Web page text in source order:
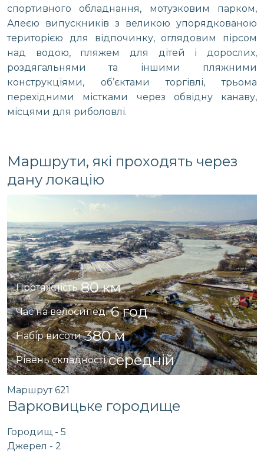
спортивного обладнання, мотузковим парком,
Алеєю випускників з великою упорядкованою
територією для відпочинку, оглядовим пірсом
над водою, пляжем для дітей і дорослих,
роздягальнями та іншими пляжними
конструкціями, об’єктами торгівлі, трьома
перехідними містками через обвідну канаву,
місцями для риболовлі.
Маршрути, які проходять через
дану локацію
Протяжність 80 км
Час на велосипеді 6 год
Набір висоти 380 м
Рівень складності середній
Маршрут 621
Варковицьке городище
Городищ - 5
Джерел - 2